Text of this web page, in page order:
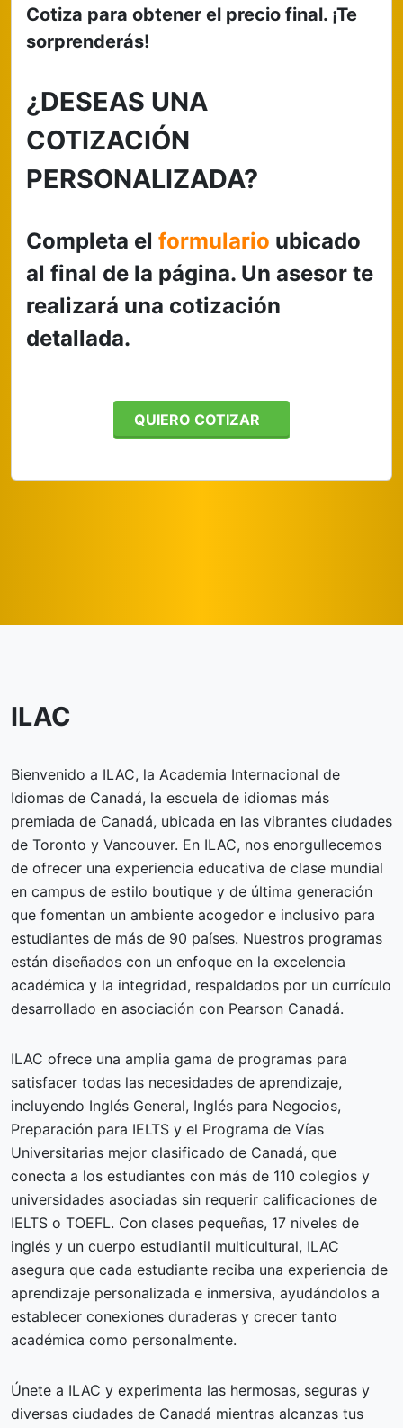
Cotiza para obtener el precio final. ¡Te
sorprenderás!
¿DESEAS UNA
COTIZACIÓN
PERSONALIZADA?
Completa el formulario ubicado
al final de la página. Un asesor te
realizará una cotización
detallada.
QUIERO COTIZAR
ILAC
Bienvenido a ILAC, la Academia Internacional de
Idiomas de Canadá, la escuela de idiomas más
premiada de Canadá, ubicada en las vibrantes ciudades
de Toronto y Vancouver. En ILAC, nos enorgullecemos
de ofrecer una experiencia educativa de clase mundial
en campus de estilo boutique y de última generación
que fomentan un ambiente acogedor e inclusivo para
estudiantes de más de 90 países. Nuestros programas
están diseñados con un enfoque en la excelencia
académica y la integridad, respaldados por un currículo
desarrollado en asociación con Pearson Canadá.
ILAC ofrece una amplia gama de programas para
satisfacer todas las necesidades de aprendizaje,
incluyendo Inglés General, Inglés para Negocios,
Preparación para IELTS y el Programa de Vías
Universitarias mejor clasificado de Canadá, que
conecta a los estudiantes con más de 110 colegios y
universidades asociadas sin requerir calificaciones de
IELTS o TOEFL. Con clases pequeñas, 17 niveles de
inglés y un cuerpo estudiantil multicultural, ILAC
asegura que cada estudiante reciba una experiencia de
aprendizaje personalizada e inmersiva, ayudándolos a
establecer conexiones duraderas y crecer tanto
académica como personalmente.
Únete a ILAC y experimenta las hermosas, seguras y
diversas ciudades de Canadá mientras alcanzas tus